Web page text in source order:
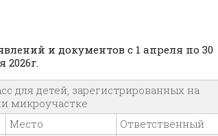
и документов с 1 апреля по 30
2026г.
для детей, зарегистрированных на
микроучастке
Место Ответственный